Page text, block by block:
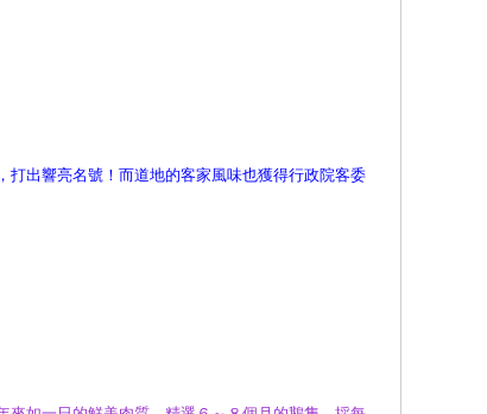
出響亮名號！而道地的客家風味也獲得行政院客委